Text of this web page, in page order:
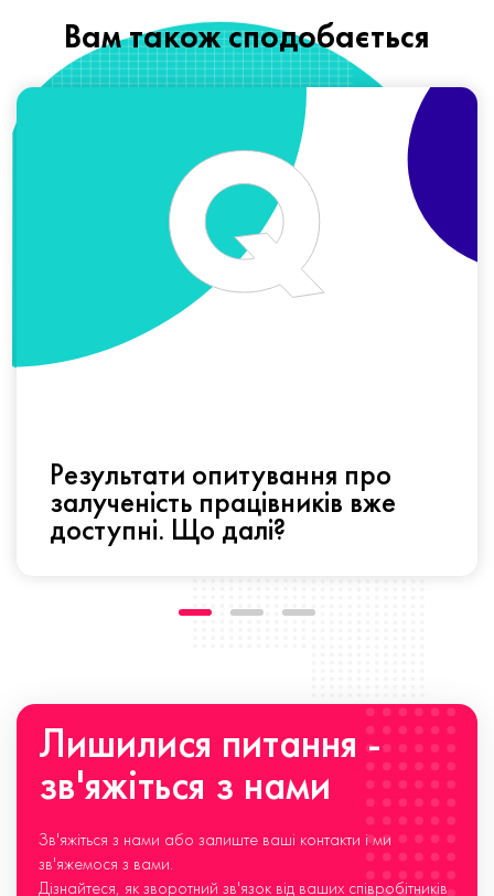
Вам також сподобається
Результати опитування про
залученість працівників вже
доступні. Що далі?
Лишилися питання -
зв'яжіться з нами
Зв'яжіться з нами або залиште ваші контакти і ми
зв'яжемося з вами.
Дізнайтеся, як зворотний зв'язок від ваших співробітників